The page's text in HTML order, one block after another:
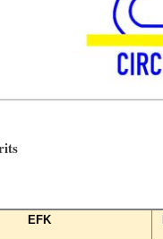
EFK